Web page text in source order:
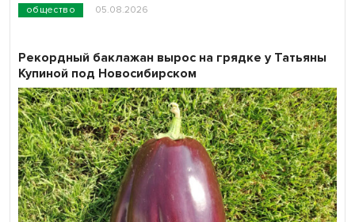
общество 05.08.2026
Рекордный баклажан вырос на грядке у Татьяны
Купиной под Новосибирском